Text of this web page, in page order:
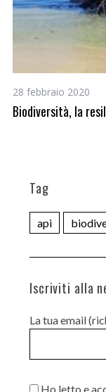
28 febbraio 2020
Biodiversità, la
Tag
api
Iscriviti alla
La tua email
Ho letto e